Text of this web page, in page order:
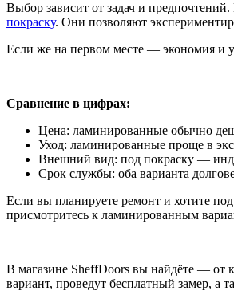
Выбор зависит от задач и
покраску. Они позволяют
Если же на первом месте — экономия и
Сравнение в цифрах:
Цена: ламинированные обычно
Уход: ламинированные проще в
Внешний вид: под покраску —
Срок службы: оба варианта
Если вы планируете ремонт и хотите
присмотритесь к ламинированным
В магазине SheffDoors вы найдёте — от
вариант, проведут бесплатный замер, а